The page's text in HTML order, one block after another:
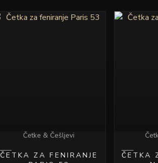
Četke & Češljevi
ČETKA ZA FENIRANJE
ČETKA